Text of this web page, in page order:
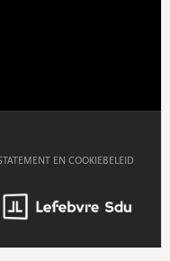
EN COOKIEBELEID